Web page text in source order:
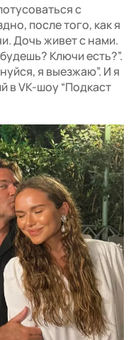
с
после того, как я
Дочь живет с нами.
Ключи есть?”.
я выезжаю”. И я
в VK-шоу “Подкаст